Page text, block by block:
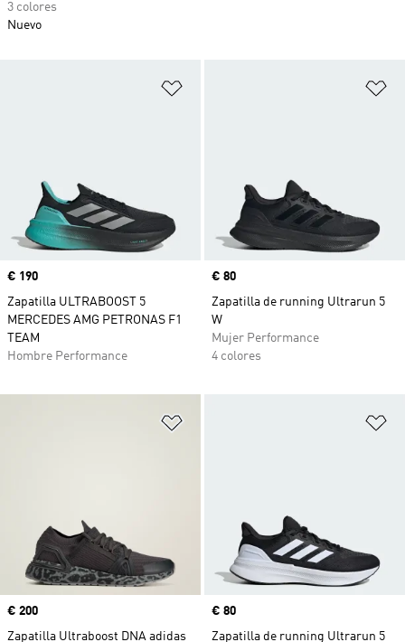
Precio
€ 190
Zapatilla ULTRABOOST 5
MERCEDES AMG PETRONAS F1
TEAM
Hombre Performance
Precio
€ 80
Zapatilla de running Ultrarun 5
W
Mujer Performance
4 colores
Precio
€ 200
Zapatilla Ultraboost DNA adidas
Precio
€ 80
Zapatilla de running Ultrarun 5
3 colores
Nuevo